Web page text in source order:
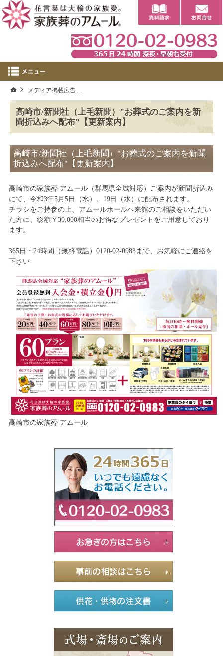
高崎市/新聞社（上毛新聞）"お葬式のご案内を新
聞折込みへ配布"【更新案内】
高崎市/新聞社（上毛新聞）"お葬式のご案内を新聞
折込みへ配布"【更新案内】
高崎市の家族葬 アムール（群馬県全域対応）ご案内が新聞折込み
にて、令和3年5月5日（水）、19日（水）に配布されます。
チラシをご持参の上、アムールホールへ来館のご相談をいただい
た方に、総額￥30,000相当のお得なプレゼントをご用意しており
ます。
365日・24時間（無料電話）0120-02-0983まで、お気軽にご連絡を
下さい
高崎市の家族葬 アムール
ホーム
メディア掲載広告